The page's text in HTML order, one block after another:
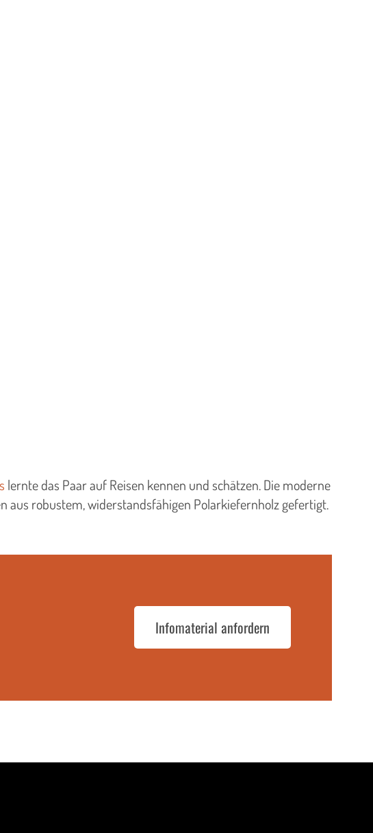
lernte das Paar auf Reisen kennen und schätzen. Die moderne
aus robustem, widerstandsfähigen Polarkiefernholz gefertigt.
Infomaterial anfordern